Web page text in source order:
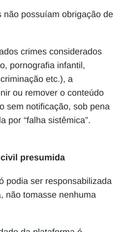
não possuíam obrigação de
crimes considerados
pornografia infantil,
etc.), a
ou remover o conteúdo
sem notificação, sob pena
por “falha sistêmica”.
presumida
podia ser responsabilizada
não tomasse nenhuma